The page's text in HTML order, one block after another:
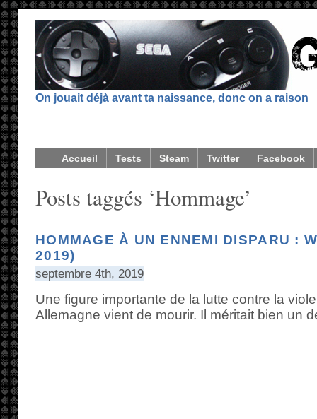
On jouait déjà avant ta naissance, donc on a raison
Accueil Tests Steam Twitter Facebook
Posts taggés ‘Hommage’
HOMMAGE À UN ENNEMI DISPARU :
2019)
septembre 4th, 2019
Une figure importante de la lutte contre la
Allemagne vient de mourir. Il méritait bien un